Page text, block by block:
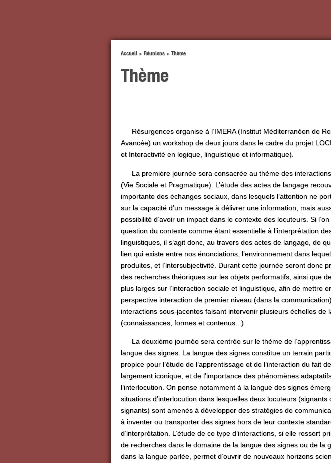
Accueil > Réunions > Thème
Thème
Résurgences organise à l’IMERA (Institut Méditerranéen de
Avancée) un workshop de deux jours dans le cadre du projet
et Interactivité en logique, linguistique et informatique).
La première journée sera consacrée au thème des
(Vie Sociale et Pragmatique). L’étude des actes de langage
importante des échanges sociaux, dans lesquels l’attention ne
sur la capacité d’un message à délivrer une information, mais
possibilité d’avoir un impact dans le contexte des locuteurs. Si
question du contexte comme étant essentielle à l’interprétation
linguistiques, il s’agit donc, au travers des actes de langage, de
lien qui existe entre nos énonciations, l’environnement dans
produites, et l’intersubjectivité. Durant cette journée seront donc
des recherches théoriques sur les objets performatifs, ainsi que
plus larges sur l’interaction sociale et linguistique, afin de mettre
perspective interaction de premier niveau (dans la
interactions sous-jacentes faisant intervenir plusieurs échelles de
(connaissances, formes et contenus...)
La deuxième journée sera centrée sur le thème de
langue des signes. La langue des signes constitue un terrain
propice pour l’étude de l’apprentissage et de l’interaction du fait
largement iconique, et de l’importance des phénomènes
l’interlocution. On pense notamment à la langue des signes
situations d’interlocution dans lesquelles deux locuteurs (signants
signants) sont amenés à développer des stratégies de
à inventer ou transporter des signes hors de leur contexte
d’interprétation. L’étude de ce type d’interactions, si elle ressort
de recherches dans le domaine de la langue des signes ou de la
dans la langue parlée, permet d’ouvrir de nouveaux horizons